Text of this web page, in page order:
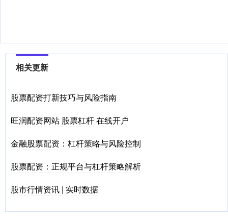
相关更新
股票配资打新技巧与风险指南
旺润配资网站 股票杠杆 在线开户
金融股票配资：杠杆策略与风险控制
股票配资：正规平台与杠杆策略解析
股市行情资讯 | 实时数据